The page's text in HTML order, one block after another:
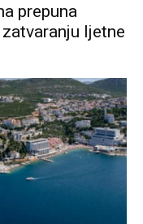
prepuna
ljetne